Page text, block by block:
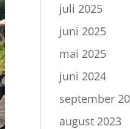
juli 2025
juni 2025
mai 2025
juni 2024
september
august 2023